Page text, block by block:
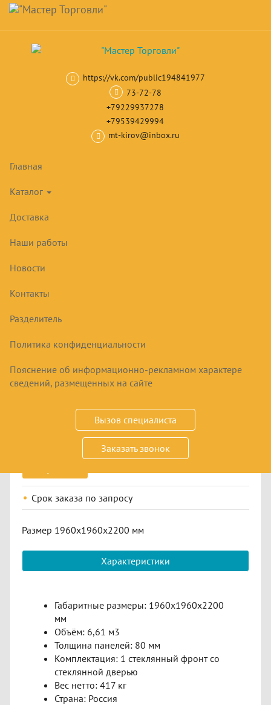
Skip
main
content
Навигация
https://vk.com/public194841977
73-72-78
+79229937278
+79539429994
mt-kirov@inbox.ru
Главная
Каталог
Доставка
Наши работы
Новости
Контакты
Разделитель
Политика конфиденциальности
Пояснение об информационно-рекламном характере
сведений, размещенных на сайте
Вызов специалиста
Заказать звонок
Корзина товар(ов)
Камеры, холодильные машины
ХОЛОДИЛЬНАЯ КАМЕРА ДЛЯ ЦВЕТОВ
КХС-6,61СТ-1
₽
Срок заказа по запросу
Размер 1960х1960х2200 мм
Характеристики
Габаритные размеры: 1960х1960х2200
мм
Объём: 6,61 м3
Толщина панелей: 80 мм
Комплектация: 1 стеклянный фронт со
стеклянной дверью
Вес нетто: 417 кг
Страна: Россия